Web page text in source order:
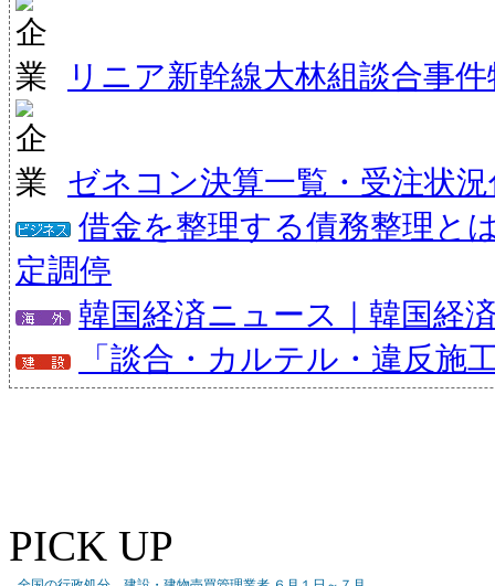
リニア新幹線大林組談合事
ゼネコン決算一覧・受注状況
借金を整理する債務整理と
定調停
韓国経済ニュース｜韓国経
「談合・カルテル・違反施
PICK UP